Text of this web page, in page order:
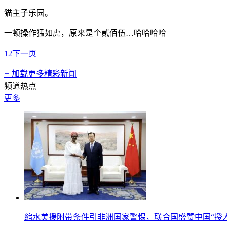
猫主子乐园。
一顿操作猛如虎，原来是个贰佰伍…哈哈哈哈
1 2下一页
+ 加载更多精彩新闻
频道热点
更多
缩水美援附带条件引非洲国家警惕，联合国盛赞中国“授